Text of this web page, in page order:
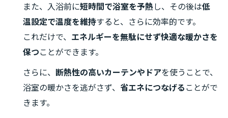
また、入浴前に短時間で浴室を予熱し、その後は低
温設定で温度を維持すると、さらに効率的です。
これだけで、 エネルギーを無駄にせず快適な暖かさを
保つことができます。
さらに、 断熱性の高いカーテンやドアを使うことで、
浴室の暖かさを逃がさず、 省エネにつなげる ことがで
きます。